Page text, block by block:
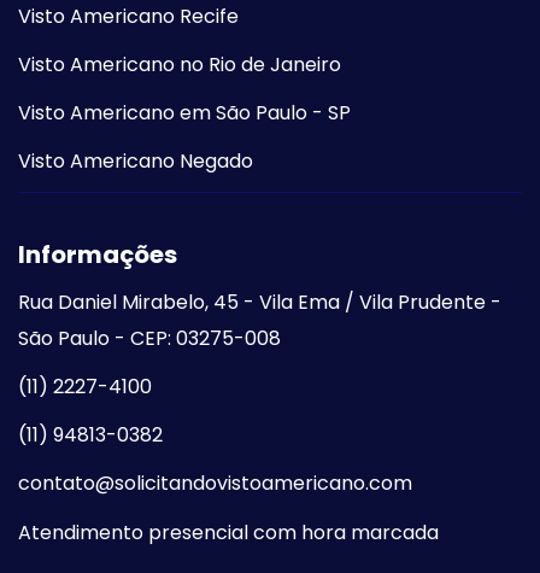
Visto Americano Recife
Visto Americano no Rio de Janeiro
Visto Americano em São Paulo - SP
Visto Americano Negado
Informações
Rua Daniel Mirabelo, 45 - Vila Ema / Vila Prudente -
São Paulo - CEP: 03275-008
(11) 2227-4100
(11) 94813-0382
contato@solicitandovistoamericano.com
Atendimento presencial com hora marcada